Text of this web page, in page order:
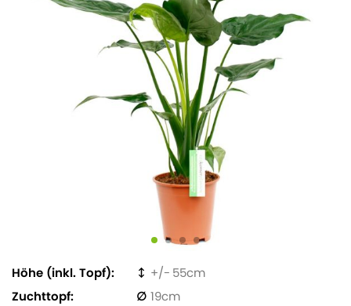
Höhe (inkl. Topf)
55
Zuchttopf
19